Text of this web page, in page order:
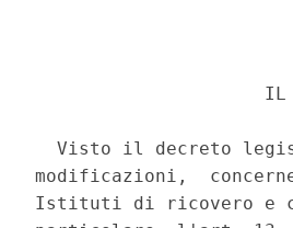
Visto il decreto
modificazioni,
Istituti di ricovero e